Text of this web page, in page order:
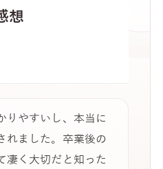
想
りやすいし、本当に
れました。卒業後の
凄く大切だと知った